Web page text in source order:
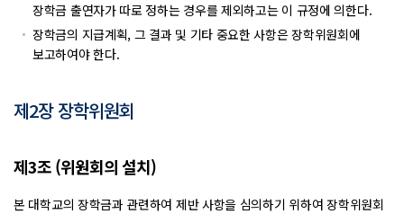
장학금 출연자가 따로 정하는 경우를 제외하고는 이 규정에 의한다.
장학금의 지급계획, 그 결과 및 기타 중요한 사항은 장학위원회에
보고하여야 한다.
제2장 장학위원회
제3조 (위원회의 설치)
본 대학교의 장학금과 관련하여 제반 사항을 심의하기 위하여 장학위원회